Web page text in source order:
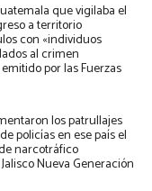
que vigilaba el
a territorio
con «individuos
al crimen
por las Fuerzas
los patrullajes
policías en ese país el
narcotráfico
Nueva Generación